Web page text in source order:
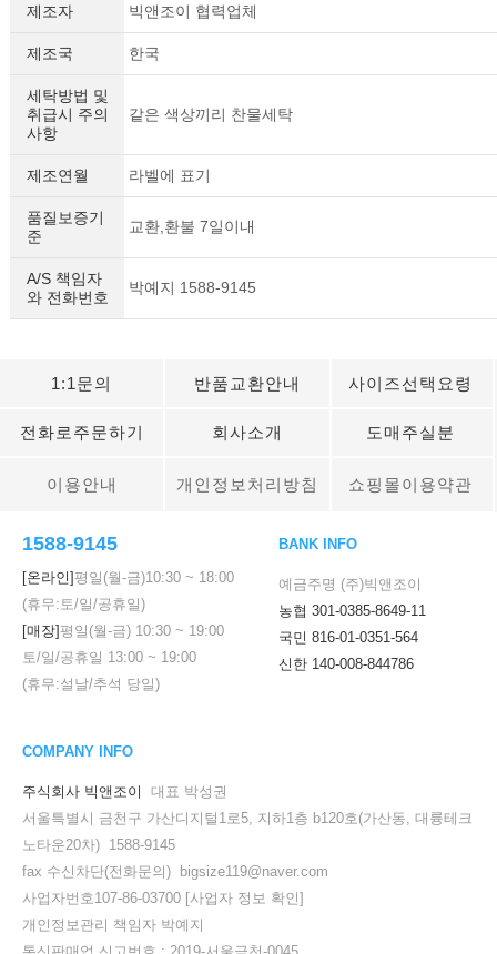
제조자 빅앤조이 협력업체
제조국 한국
세탁방법 및
취급시 주의
사항
같은 색상끼리 찬물세탁
제조연월 라벨에 표기
품질보증기
준
교환,환불 7일이내
A/S 책임자
와 전화번호
박예지 1588-9145
1:1문의 반품교환안내 사이즈선택요령
전화로주문하기 회사소개 도매주실분
이용안내 개인정보처리방침 쇼핑몰이용약관
1588-9145
[온라인]평일(월-금)10:30 ~ 18:00
(휴무:토/일/공휴일)
[매장]평일(월-금) 10:30 ~ 19:00
토/일/공휴일 13:00 ~ 19:00
(휴무:설날/추석 당일)
BANK INFO
예금주명 (주)빅앤조이
농협 301-0385-8649-11
국민 816-01-0351-564
신한 140-008-844786
COMPANY INFO
주식회사 빅앤조이
대표 박성권
서울특별시 금천구 가산디지털1로5, 지하1층 b120호(가산동, 대륭테크
노타운20차) 1588-9145
fax 수신차단(전화문의) bigsize119@naver.com
사업자번호107-86-03700 [사업자 정보 확인]
개인정보관리 책임자 박예지